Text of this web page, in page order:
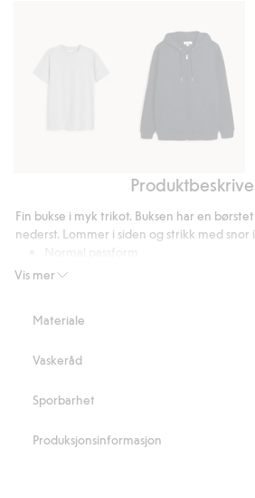
skjorte
bomullsblanding
Hettegenser
glidelås
Vis mer
Fin bukse i myk trikot. Buksen har en
nederst. Lommer i siden og strikk med snor
Innerbenslengden er 78 cm i størrelse
Materiale
Vaskeråd
Sporbarhet
Produksjonsinformasjon